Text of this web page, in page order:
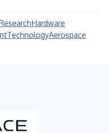
Hardware
TechnologyAerospace